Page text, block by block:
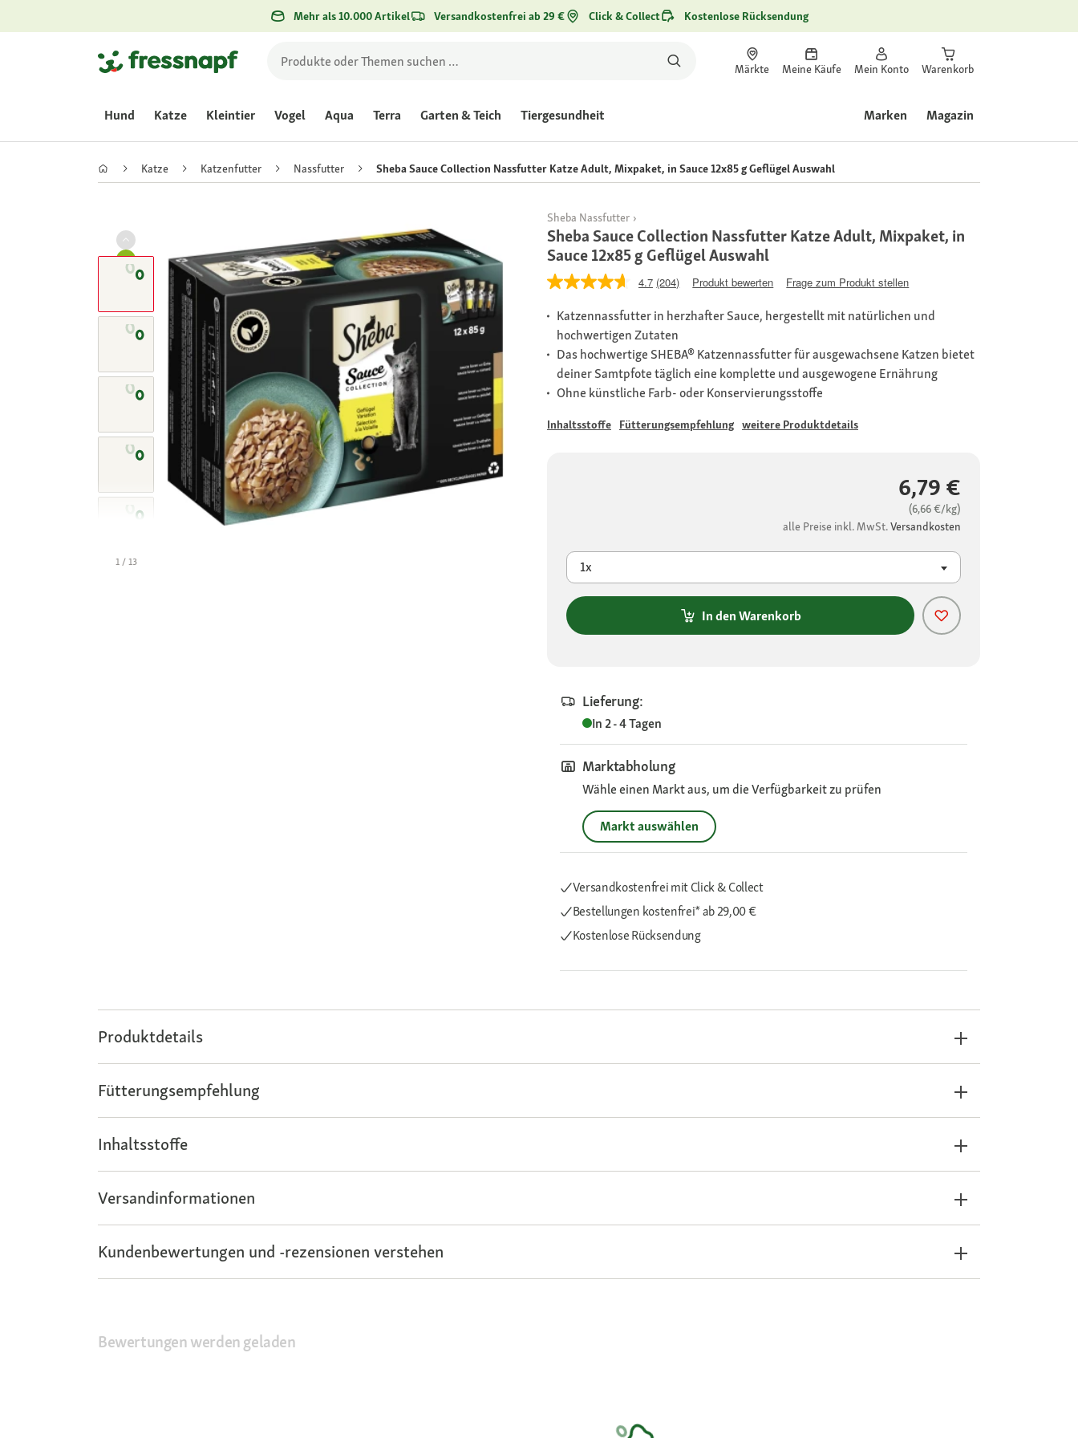
Mehr als 10.000 Artikel Versandkostenfrei ab 29 € Click & Collect Kostenlose Rücksendung
Märkte Meine Käufe Mein Konto Warenkorb
Hund Katze Kleintier Vogel Aqua Terra Garten & Teich Tiergesundheit Marken Magazin
Katze Katzenfutter Nassfutter Sheba Sauce Collection Nassfutter Katze Adult, Mixpaket, in Sauce 12x85 g Geflügel Auswahl
1 / 13
Sheba Nassfutter
Sheba Sauce Collection Nassfutter Katze Adult, Mixpaket, in
Sauce 12x85 g Geflügel Auswahl
4.7 (204) Produkt bewerten Frage zum Produkt stellen
Katzennassfutter in herzhafter Sauce, hergestellt mit natürlichen und
hochwertigen Zutaten
Das hochwertige SHEBA® Katzennassfutter für ausgewachsene Katzen bietet
deiner Samtpfote täglich eine komplette und ausgewogene Ernährung
Ohne künstliche Farb- oder Konservierungsstoffe
Inhaltsstoffe Fütterungsempfehlung weitere Produktdetails
6,79 €
(6,66 €/kg)
alle Preise inkl. MwSt.Versandkosten
1x
In den Warenkorb
Lieferung:
In 2 - 4 Tagen
Marktabholung
Wähle einen Markt aus, um die Verfügbarkeit zu prüfen
Markt auswählen
Versandkostenfrei mit Click & Collect
Bestellungen kostenfrei*ab 29,00 €
Kostenlose Rücksendung
Produktdetails
Fütterungsempfehlung
Inhaltsstoffe
Versandinformationen
Kundenbewertungen und -rezensionen verstehen
Bewertungen werden geladen